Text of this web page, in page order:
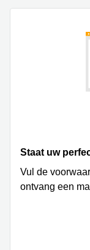
Arnhem
Coworking
Haarlem
Huren
Staat uw
Vul de
ontvang een